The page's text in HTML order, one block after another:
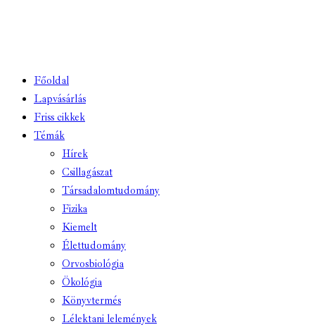
Főoldal
Lapvásárlás
Friss cikkek
Témák
Hírek
Csillagászat
Társadalomtudomány
Fizika
Kiemelt
Élettudomány
Orvosbiológia
Ökológia
Könyvtermés
Lélektani lelemények